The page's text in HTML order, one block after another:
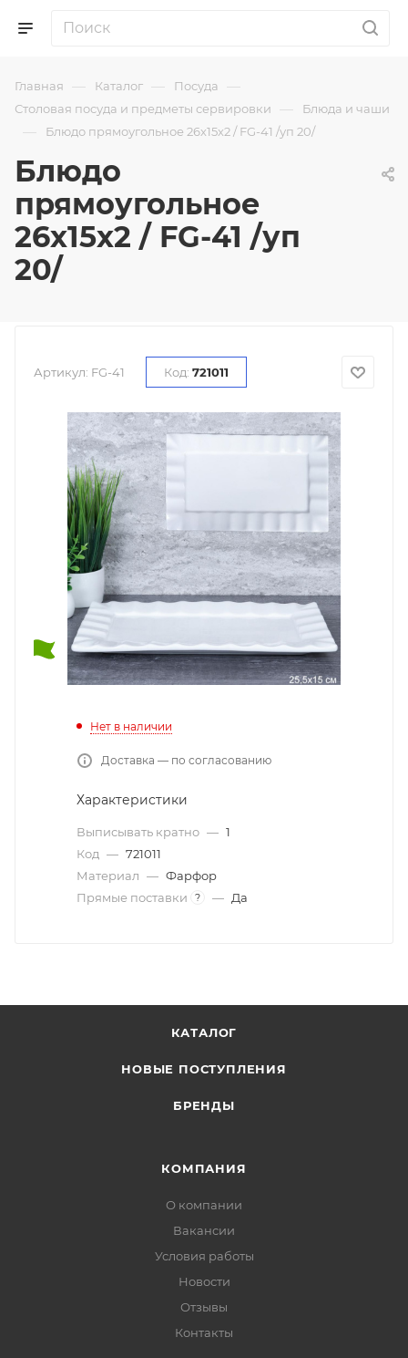
Главная — Каталог — Посуда —
Столовая посуда и предметы сервировки — Блюда и чаши
— Блюдо прямоугольное 26х15х2 / FG-41 /уп 20/
Блюдо
прямоугольное
26х15х2 / FG-41 /уп
20/
Артикул: FG-41 Код: 721011
Нет в наличии
Доставка — по согласованию
Характеристики
Выписывать кратно — 1
Код — 721011
Материал — Фарфор
Прямые поставки
? — Да
КАТАЛОГ
НОВЫЕ ПОСТУПЛЕНИЯ
БРЕНДЫ
КОМПАНИЯ
О компании
Вакансии
Условия работы
Новости
Отзывы
Контакты